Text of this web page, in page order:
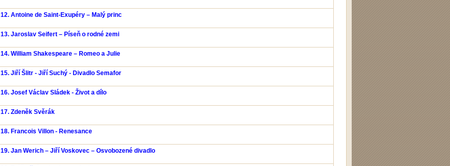
12. Antoine de Saint-Exupéry – Malý princ
13. Jaroslav Seifert – Píseň o rodné zemi
14. William Shakespeare – Romeo a Julie
15. Jiří Šlitr - Jiří Suchý - Divadlo Semafor
16. Josef Václav Sládek - Život a dílo
17. Zdeněk Svěrák
18. Francois Villon - Renesance
19. Jan Werich – Jiří Voskovec – Osvobozené divadlo